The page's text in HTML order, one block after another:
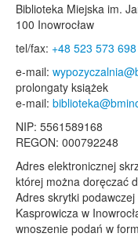
Biblioteka Miejska im.
100 Inowrocław
tel/fax: +48 523 573 698
e-mail:
prolongaty książek
e-mail:
NIP: 5561589168
REGON: 000792248
Adres elektronicznej
której można doręczać
Adres skrytki
Kasprowicza w
wnoszenie podań w